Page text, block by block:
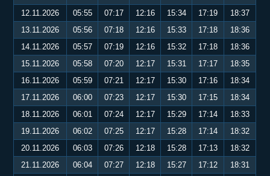
12.11.2026
05:55 07:17 12:16 15:34 17:19
18:37
13.11.2026
05:56 07:18 12:16 15:33 17:18
18:36
14.11.2026
05:57 07:19 12:16 15:32 17:18
18:36
15.11.2026
05:58 07:20 12:17 15:31 17:17
18:35
16.11.2026
05:59 07:21 12:17 15:30 17:16
18:34
17.11.2026
06:00 07:23 12:17 15:30 17:15
18:34
18.11.2026
06:01 07:24 12:17 15:29 17:14
18:33
19.11.2026
06:02 07:25 12:17 15:28 17:14
18:32
20.11.2026
06:03 07:26 12:18 15:28 17:13
18:32
21.11.2026
06:04 07:27 12:18 15:27 17:12
18:31